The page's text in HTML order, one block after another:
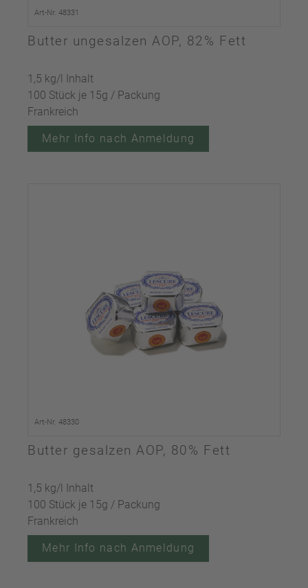
Art-Nr. 48331
Butter ungesalzen AOP, 82% Fett
1,5 kg/l Inhalt
100 Stück je 15g / Packung
Frankreich
Mehr Info nach Anmeldung
Art-Nr. 48330
Butter gesalzen AOP, 80% Fett
1,5 kg/l Inhalt
100 Stück je 15g / Packung
Frankreich
Mehr Info nach Anmeldung